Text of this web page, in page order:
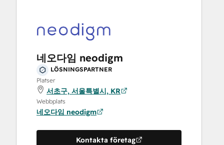
네오다임 neodigm
LÖSNINGSPARTNER
Platser
서초구, 서울특별시, KR
Webbplats
네오다임 neodigm
Kontakta företag